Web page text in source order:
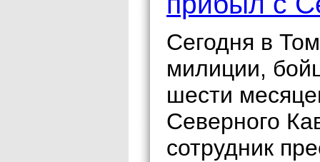
Сегодня в
милиции,
шести
Северного
сотрудник